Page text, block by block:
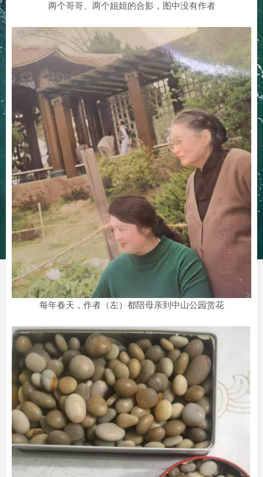
两个哥哥、两个姐姐的合影，图中没有作者
每年春天，作者（左）都陪母亲到中山公园赏花